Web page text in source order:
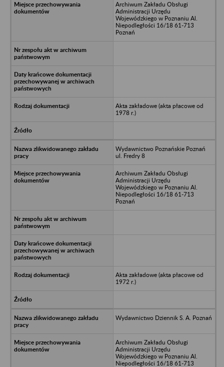
Archiwum Zakładu Obsługi
Administracji Urzędu
Wojewódzkiego w Poznaniu Al.
Niepodległości 16/18 61-713
Poznań
Akta zakładowe (akta płacowe od
1978 r.)
Wydawnictwo Poznańskie Poznań
ul. Fredry 8
Archiwum Zakładu Obsługi
Administracji Urzędu
Wojewódzkiego w Poznaniu Al.
Niepodległości 16/18 61-713
Poznań
Akta zakładowe (akta płacowe od
1972 r.)
Wydawnictwo Dziennik S. A. Poznań
Archiwum Zakładu Obsługi
Administracji Urzędu
Wojewódzkiego w Poznaniu Al.
Niepodległości 16/18 61-713